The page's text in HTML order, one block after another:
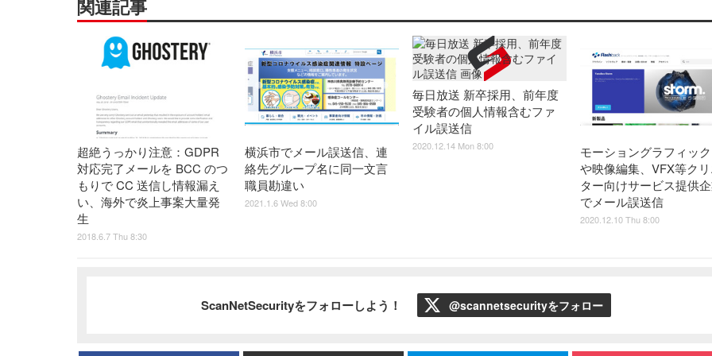
関連記事
超絶うっかり注意：GDPR
対応完了メールを BCC のつ
もりで CC 送信し情報漏え
い、海外で炎上事案大量発
生
2018.6.7 Thu 8:30
横浜市でメール誤送信、連
絡先グループ名に同一文言
職員勘違い
2021.1.6 Wed 8:00
毎日放送 新卒採用、前年度
受験者の個人情報含むファ
イル誤送信
2020.12.14 Mon 8:00
モーショングラフィッ
や映像編集、VFX等ク
ター向けサービス提供
でメール誤送信
2020.12.10 Thu 8:00
ScanNetSecurityをフォローしよう！ @scannetsecurityをフォロー